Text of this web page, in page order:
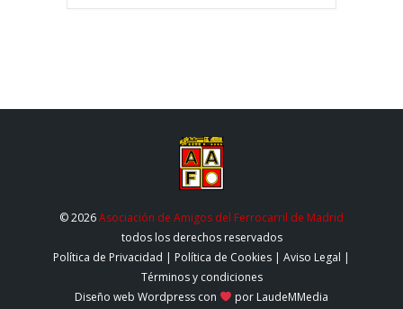
© 2026Asociación de Amigos del Ferrocarril de Madrid
todos los derechos reservados
Política de Privacidad | Política de Cookies | Aviso Legal |
Términos y condiciones
Diseño web Wordpress con por LaudeMMedia